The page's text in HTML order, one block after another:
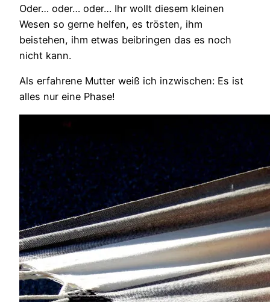
Oder… oder… oder… Ihr wollt diesem kleinen
Wesen so gerne helfen, es trösten, ihm
beistehen, ihm etwas beibringen das es noch
nicht kann.
Als erfahrene Mutter weiß ich inzwischen: Es ist
alles nur eine Phase!